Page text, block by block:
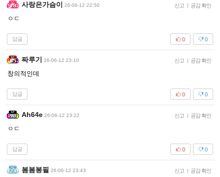
사랑은가슴이 26-06-12 22:50 신고 공감 확인
ㅇㄷ
답글 0
0
짜루기 26-06-12 23:10 신고 공감 확인
창의적인데
답글 0
0
Ah64e 26-06-12 23:22 신고 공감 확인
ㅇㄷ
답글 0
0
봄봄봉필 26-06-12 23:43 신고 공감 확인